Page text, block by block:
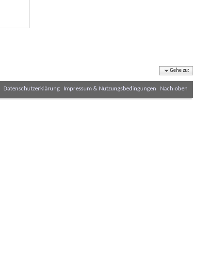
Gehe zu:
Datenschutzerklärung Impressum & Nutzungsbedingungen Nach oben